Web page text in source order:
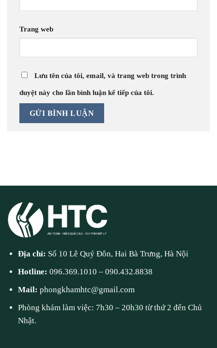
Trang web
Lưu tên của tôi, email, và trang web trong trình
duyệt này cho lần bình luận kế tiếp của tôi.
Địa chỉ: Số 10 Lê Quý Đôn, Hai Bà Trưng, Hà Nội
Hotline:096.369.1010 –090.432.8838
Mail:phongkhamhtc@gmail.com
Phòng khám làm việc: 7h30 – 20h30 từ thứ 2 đến Chủ
Nhật.